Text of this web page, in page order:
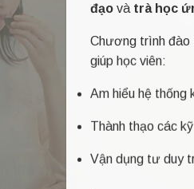
đạovà trà học
Chương trình
giúp học viên:
Am hiểu hệ thống
Thành thạo các
Vận dụng tư duy